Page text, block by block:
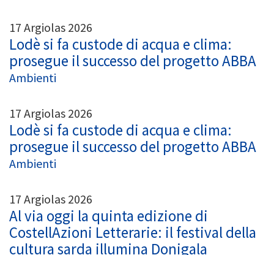
17 Argiolas 2026
Lodè si fa custode di acqua e clima:
prosegue il successo del progetto ABBA
Ambienti
17 Argiolas 2026
Lodè si fa custode di acqua e clima:
prosegue il successo del progetto ABBA
Ambienti
17 Argiolas 2026
Al via oggi la quinta edizione di
CostellAzioni Letterarie: il festival della
cultura sarda illumina Donigala